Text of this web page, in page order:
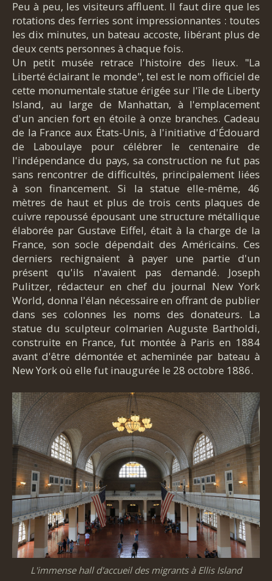
Peu à peu, les visiteurs affluent. Il faut dire que les
rotations des ferries sont impressionnantes : toutes
les dix minutes, un bateau accoste, libérant plus de
deux cents personnes à chaque fois.
Un petit musée retrace l'histoire des lieux. "La
Liberté éclairant le monde", tel est le nom officiel de
cette monumentale statue érigée sur l'île de Liberty
Island, au large de Manhattan, à l'emplacement
d'un ancien fort en étoile à onze branches. Cadeau
de la France aux États-Unis, à l'initiative d'Édouard
de Laboulaye pour célébrer le centenaire de
l'indépendance du pays, sa construction ne fut pas
sans rencontrer de difficultés, principalement liées
à son financement. Si la statue elle-même, 46
mètres de haut et plus de trois cents plaques de
cuivre repoussé épousant une structure métallique
élaborée par Gustave Eiffel, était à la charge de la
France, son socle dépendait des Américains. Ces
derniers rechignaient à payer une partie d'un
présent qu'ils n'avaient pas demandé. Joseph
Pulitzer, rédacteur en chef du journal New York
World, donna l'élan nécessaire en offrant de publier
dans ses colonnes les noms des donateurs. La
statue du sculpteur colmarien Auguste Bartholdi,
construite en France, fut montée à Paris en 1884
avant d'être démontée et acheminée par bateau à
New York où elle fut inaugurée le 28 octobre 1886.
L'immense hall d'accueil des migrants à Ellis Island